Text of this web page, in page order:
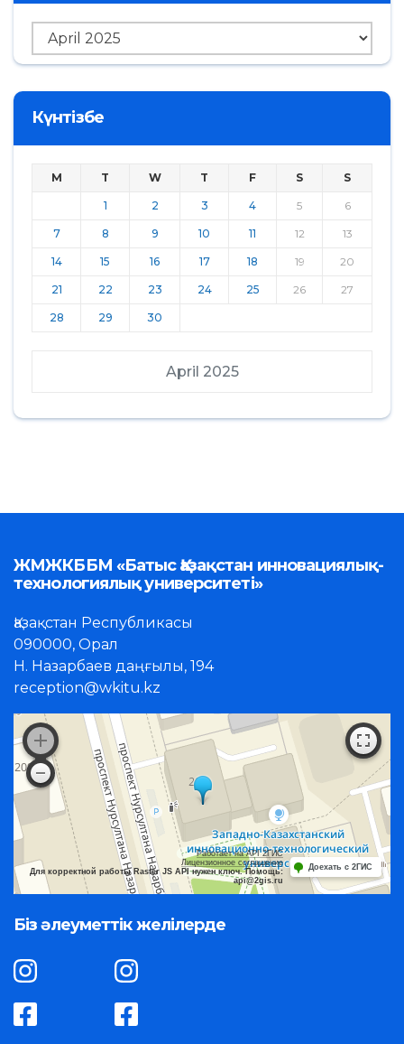
Мұрағат
Күнтізбе
April 2025
M T W T F S S
1 2 3 4 5 6
7 8 9 10 11 12 13
14 15 16 17 18 19 20
21 22 23 24 25 26 27
28 29 30
ЖМЖКББМ «Батыс Қазақстан инновациялық-
технологиялық университеті»
Қазақстан Республикасы
090000, Орал
Н. Назарбаев даңғылы, 194
reception@wkitu.kz
Работает на API 2ГИС
Лицензионное соглашение
Для корректной работы Raster JS API нужен ключ. Помощь:
api@2gis.ru
Доехать с 2ГИС
Біз әлеуметтік желілерде